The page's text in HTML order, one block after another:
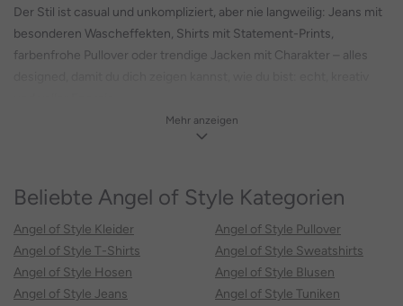
Der Stil ist casual und unkompliziert, aber nie langweilig: Jeans mit
besonderen Wascheffekten, Shirts mit Statement-Prints,
farbenfrohe Pullover oder trendige Jacken mit Charakter – alles
entscheiden. Die Passformen sind durchdacht, mit Schnitten, die
Stretch-Jeans über lässige Sweatshirts bis hin zu fließenden
Kleidern – hier findest du Mode, die sitzt, schmeichelt und einfach
Spaß macht.
Mehr anzeigen
Beliebte Angel of Style Kategorien
Angel of Style Kleider
Angel of Style T-Shirts
Angel of Style Hosen
Angel of Style Jeans
Angel of Style Pullover
Angel of Style Sweatshirts
Angel of Style Blusen
Angel of Style Tuniken